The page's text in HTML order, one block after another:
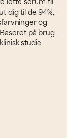
dig til de 94%,
og
på brug
studie